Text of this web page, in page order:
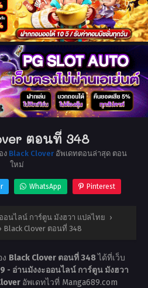
ตอนที่ 348
ง Black Cloverอัพเดทตอนล่าสุด ตอน
ใหม่
WhatsApp Pinterest
อนไลน์ การ์ตูน มังฮวา แปลไทย ›
› Black Clover ตอนที่ 348
Black Clover ตอนที่ 348ได้ที่เว็บ
- อ่านมังงะออนไลน์ การ์ตูน มังฮวา
อัพเดทไวที่ Manga689.com